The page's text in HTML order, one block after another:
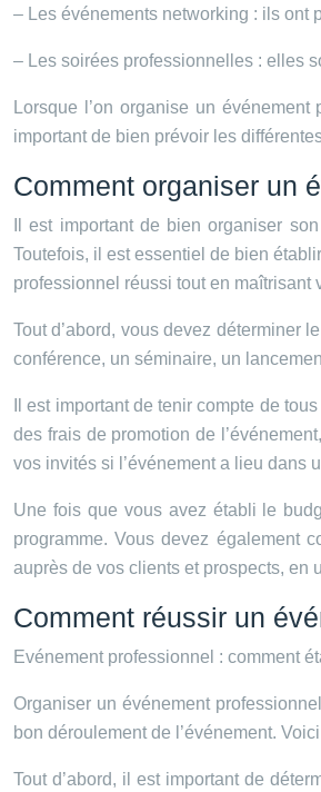
– Les événements networking : ils ont
– Les soirées professionnelles : elles
Lorsque l’on organise un
important de bien prévoir les
Comment organiser un
Il est important de bien organiser
Toutefois, il est essentiel de bien
professionnel réussi tout en maîtrisant
Tout d’abord, vous devez déterminer
conférence, un séminaire, un
Il est important de tenir compte de
des frais de promotion de
vos invités si l’événement a lieu dans
Une fois que vous avez établi le
programme. Vous devez également
auprès de vos clients et prospects, en
Comment réussir un
Evénement professionnel : comment
Organiser un événement
bon déroulement de l’événement.
Tout d’abord, il est important de